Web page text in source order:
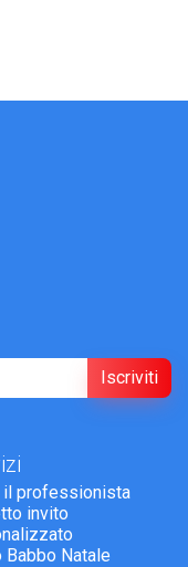
Iscriviti
il professionista
invito
Babbo Natale